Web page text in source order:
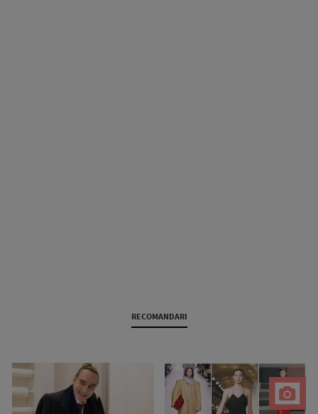
RECOMANDARI